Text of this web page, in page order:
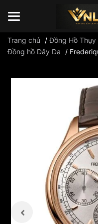
Trang chủ /Đồng Hồ Thụy
Đồng hồ Dây Da
/